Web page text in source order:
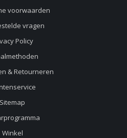
voorwaarden
vragen
Policy
& Retourneren
Sitemap
Winkel